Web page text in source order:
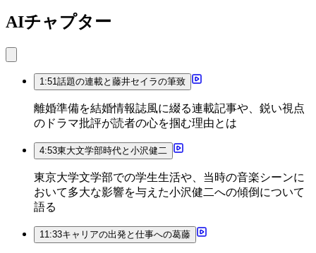
AIチャプター
1:51話題の連載と藤井セイラの筆致
離婚準備を結婚情報誌風に綴る連載記事や、鋭い視点
のドラマ批評が読者の心を掴む理由とは
4:53東大文学部時代と小沢健二
東京大学文学部での学生生活や、当時の音楽シーンに
おいて多大な影響を与えた小沢健二への傾倒について
語る
11:33キャリアの出発と仕事への葛藤